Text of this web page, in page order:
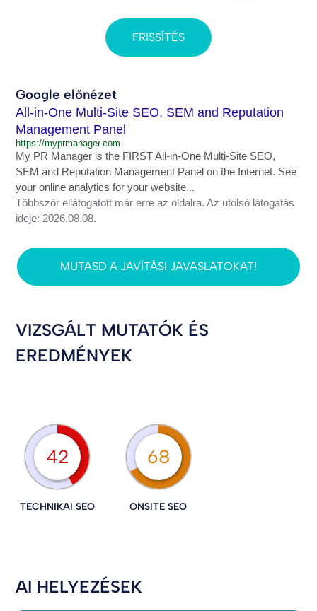
FRISSÍTÉS
Google előnézet
All-in-One Multi-Site SEO, SEM and Reputation
Management Panel
https://myprmanager.com
My PR Manager is the FIRST All-in-One Multi-Site SEO,
SEM and Reputation Management Panel on the Internet. See
your online analytics for your website...
Többször ellátogatott már erre az oldalra. Az utolsó látogatás
ideje: 2026.08.08.
MUTASD A JAVÍTÁSI JAVASLATOKAT!
VIZSGÁLT MUTATÓK ÉS
EREDMÉNYEK
42
TECHNIKAI SEO
68
ONSITE SEO
AI HELYEZÉSEK